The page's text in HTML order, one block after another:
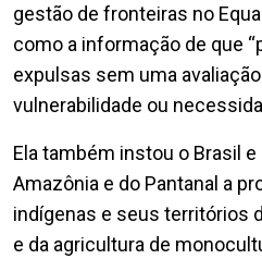
gestão de fronteiras no
como a informação de que
expulsas sem uma
vulnerabilidade ou
Ela também instou o Brasil
Amazônia e do Pantanal a
indígenas e seus territórios
e da agricultura de